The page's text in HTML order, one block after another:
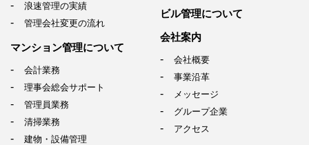
浪速管理の実績
管理会社変更の流れ
マンション管理について
会計業務
理事会総会サポート
管理員業務
清掃業務
建物・設備管理
ビル管理について
会社案内
会社概要
事業沿革
メッセージ
グループ企業
アクセス